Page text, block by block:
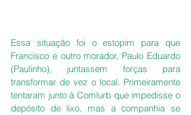
Essa situação foi o estopim para que
Francisco e outro morador, Paulo Eduardo
(Paulinho), juntassem forças para
transformar de vez o local. Primeiramente
tentaram junto à Comlurb que impedisse o
depósito de lixo, mas a companhia se